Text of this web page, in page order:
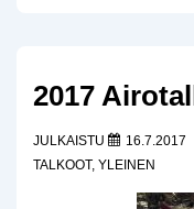
2017
JULKAISTU 16.7.2017
TALKOOT, YLEINEN